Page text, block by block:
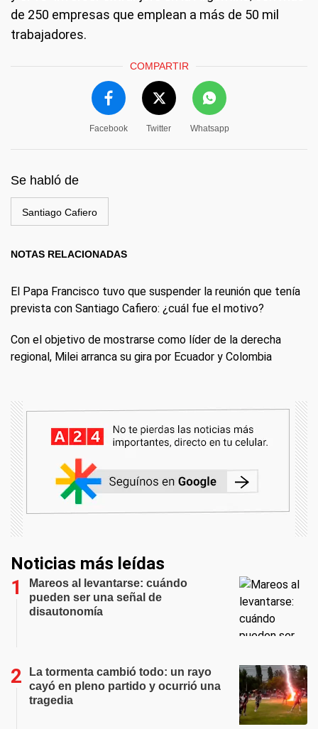
de 250 empresas que emplean a más de 50 mil
trabajadores.
COMPARTIR
Facebook Twitter Whatsapp
Se habló de
Santiago Cafiero
NOTAS RELACIONADAS
El Papa Francisco tuvo que suspender la reunión que tenía
prevista con Santiago Cafiero: ¿cuál fue el motivo?
Con el objetivo de mostrarse como líder de la derecha
regional, Milei arranca su gira por Ecuador y Colombia
Noticias más leídas
Mareos al levantarse: cuándo
pueden ser una señal de
disautonomía
La tormenta cambió todo: un rayo
cayó en pleno partido y ocurrió una
tragedia